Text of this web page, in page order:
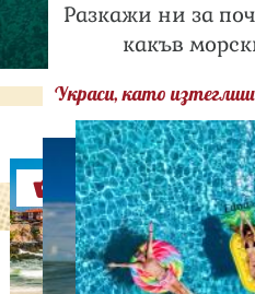
Разкажи ни за
какъв
Украси, като
Оферти